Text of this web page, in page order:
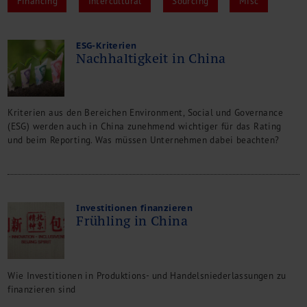
Management Consulting
China Consulting
Unternehmensgründung
Finanz- und Lohnbuchhaltung
Wirtschaftsprüfung
Steuerberatung
Rechtsberatung
M&A Deutschland/China
Industrielle Dienstleistungen
Team
Karriere
Kontakt
ESG-Kriterien
Nachhaltigkeit in China
Kriterien aus den Bereichen Environment, Social und Governance
(ESG) werden auch in China zunehmend wichtiger für das Rating
und beim Reporting. Was müssen Unternehmen dabei beachten?
Investitionen finanzieren
Frühling in China
Wie Investitionen in Produktions- und Handelsniederlassungen zu
finanzieren sind